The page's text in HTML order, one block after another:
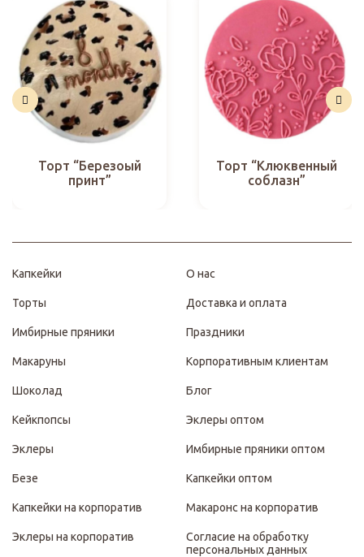
Торт “Березоый
принт”
Торт “Клюквенный
соблазн”
Капкейки
Торты
Имбирные пряники
Макаруны
Шоколад
Кейкпопсы
Эклеры
Безе
Капкейки на корпоратив
Эклеры на корпоратив
О нас
Доставка и оплата
Праздники
Корпоративным клиентам
Блог
Эклеры оптом
Имбирные пряники оптом
Капкейки оптом
Макаронс на корпоратив
Согласие на обработку
персональных данных